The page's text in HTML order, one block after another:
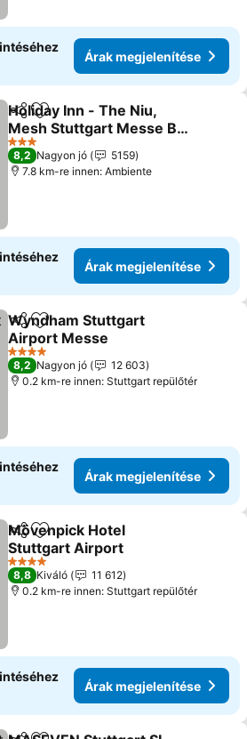
Árak megjelenítése
Megosztás
Hozzáadás a kedvencekhez
Holiday Inn - The Niu,
Mesh Stuttgart Messe By
Ihg
3 Kategória
8,2 Nagyon jó
5159
7.8 km-re innen: Ambiente
Árak megjelenítése
Megosztás
Hozzáadás a kedvencekhez
Wyndham Stuttgart
Airport Messe
4 Kategória
8,2 Nagyon jó
12 603
0.2 km-re innen: Stuttgart repülőtér
Árak megjelenítése
Megosztás
Hozzáadás a kedvencekhez
Mövenpick Hotel
Stuttgart Airport
4 Kategória
8,8 Kiváló
11 612
0.2 km-re innen: Stuttgart repülőtér
Árak megjelenítése